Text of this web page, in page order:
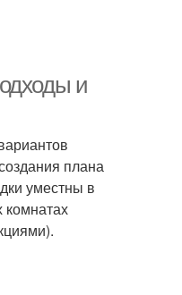
и
плана
уместны в
комнатах